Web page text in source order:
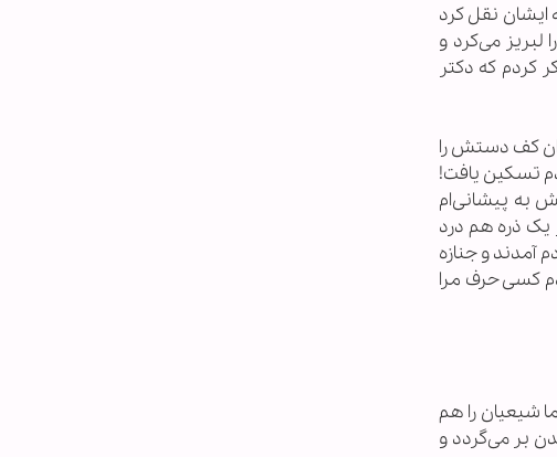
نقل کرد
لبریز می‌کرد و
کردم که دکتر
کف دستش را
تسکین یافت!
به پیشانی‌ام
یک ذره هم درد
آمدند و جنازه
کسی حرف مرا
شیعیان را هم
بر می‌گردد و